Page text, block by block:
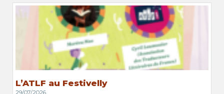
L’ATLF au Festivelly
29/07/2026